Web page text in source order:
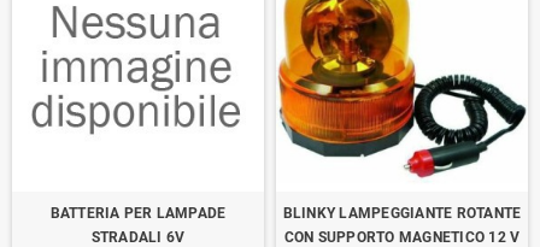
BATTERIA PER LAMPADE
STRADALI 6V
BLINKY LAMPEGGIANTE ROTANTE
CON SUPPORTO MAGNETICO 12 V